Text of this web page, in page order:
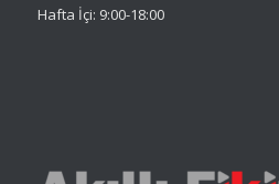
Hafta İçi: 9:00-18:00